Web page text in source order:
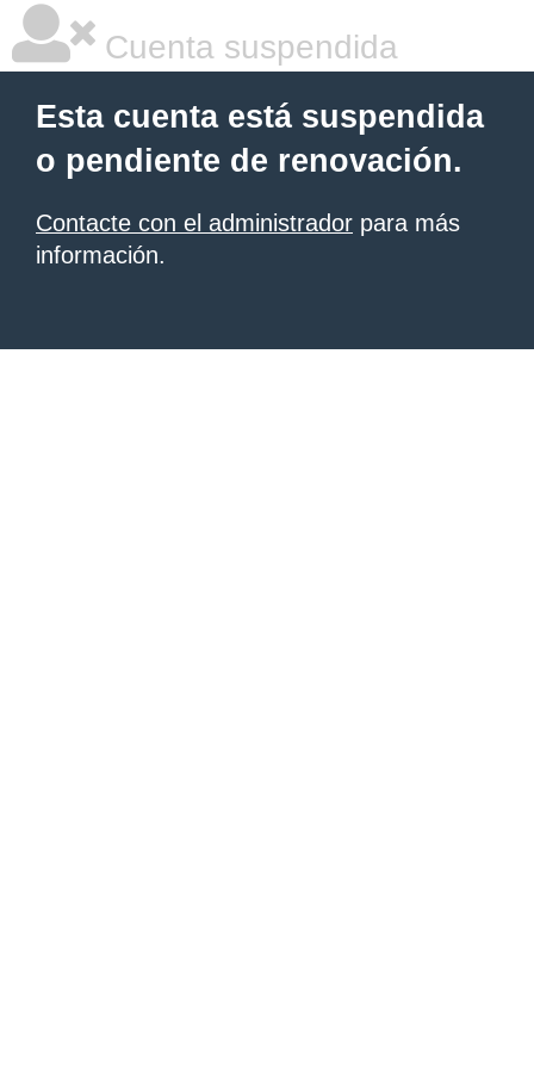
Cuenta suspendida
Esta cuenta está suspendida
o pendiente de renovación.
Contacte con el administrador para más
información.